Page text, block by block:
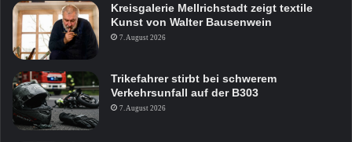
Kreisgalerie Mellrichstadt zeigt textile
Kunst von Walter Bausenwein
7. August 2026
Trikefahrer stirbt bei schwerem
Verkehrsunfall auf der B303
7. August 2026